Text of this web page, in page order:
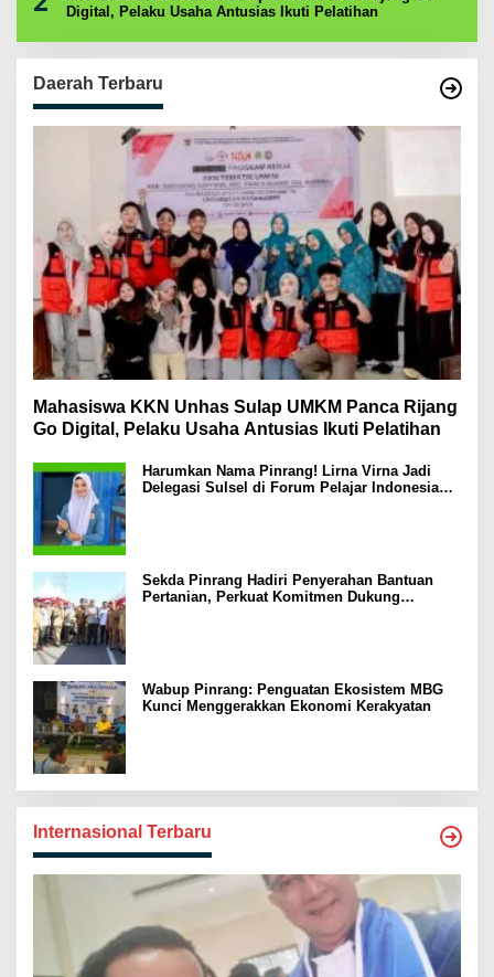
Digital, Pelaku Usaha Antusias Ikuti Pelatihan
Daerah Terbaru
Mahasiswa KKN Unhas Sulap UMKM Panca Rijang
Go Digital, Pelaku Usaha Antusias Ikuti Pelatihan
Harumkan Nama Pinrang! Lirna Virna Jadi
Delegasi Sulsel di Forum Pelajar Indonesia
Sekda Pinrang Hadiri Penyerahan Bantuan
Pertanian, Perkuat Komitmen Dukung
Wabup Pinrang: Penguatan Ekosistem MBG
Kunci Menggerakkan Ekonomi Kerakyatan
Internasional Terbaru